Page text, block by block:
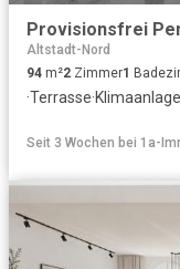
Altstadt-Nord
94 m²2 Zimmer1
·Terrasse·Klimaanlage
Seit 3 Wochen bei 1a-